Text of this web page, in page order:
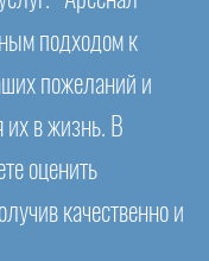
подходом к
пожеланий и
их в жизнь. В
оценить
качественно и